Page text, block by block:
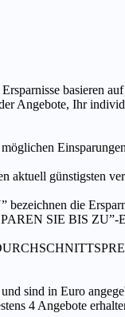
basieren
Angebote, Ihr
aktuell günstigsten
die
SIE BIS ZU”-
sind in Euro
4 Angebote